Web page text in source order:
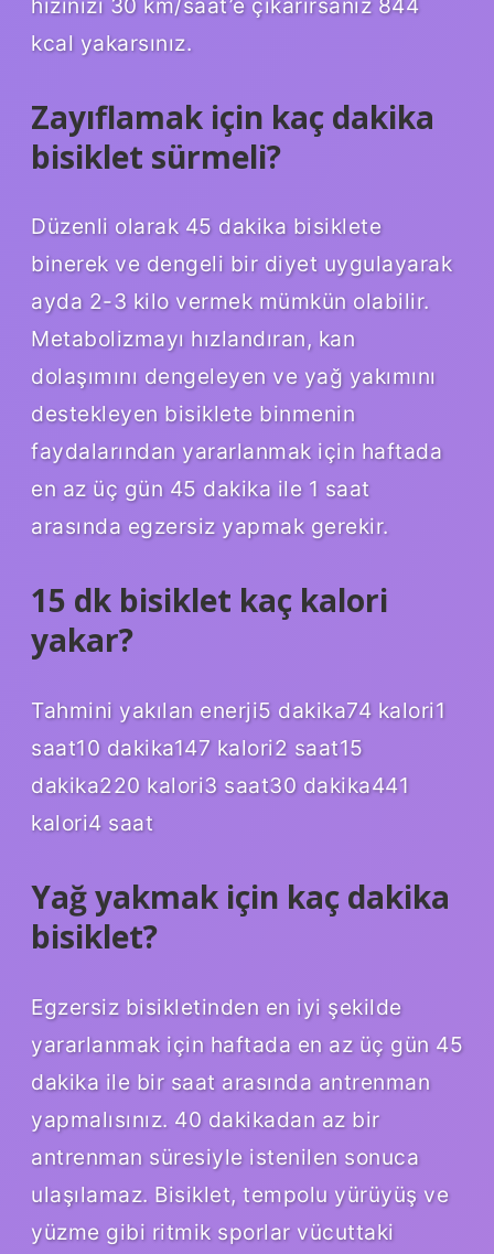
kcal yakarsınız.
Zayıflamak için kaç dakika
bisiklet sürmeli?
Düzenli olarak 45 dakika bisiklete
binerek ve dengeli bir diyet uygulayarak
ayda 2-3 kilo vermek mümkün olabilir.
Metabolizmayı hızlandıran, kan
dolaşımını dengeleyen ve yağ yakımını
destekleyen bisiklete binmenin
faydalarından yararlanmak için haftada
en az üç gün 45 dakika ile 1 saat
arasında egzersiz yapmak gerekir.
15 dk bisiklet kaç kalori
yakar?
Tahmini yakılan enerji5 dakika74 kalori1
saat10 dakika147 kalori2 saat15
dakika220 kalori3 saat30 dakika441
kalori4 saat
Yağ yakmak için kaç dakika
bisiklet?
Egzersiz bisikletinden en iyi şekilde
yararlanmak için haftada en az üç gün 45
dakika ile bir saat arasında antrenman
yapmalısınız. 40 dakikadan az bir
antrenman süresiyle istenilen sonuca
ulaşılamaz. Bisiklet, tempolu yürüyüş ve
yüzme gibi ritmik sporlar vücuttaki